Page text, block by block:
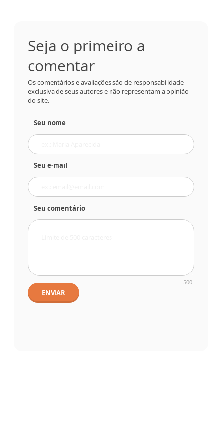
Seja o primeiro a
comentar
Os comentários e avaliações são de responsabilidade
exclusiva de seus autores e não representam a opinião
do site.
Seu nome
Seu e-mail
Seu comentário
500
ENVIAR